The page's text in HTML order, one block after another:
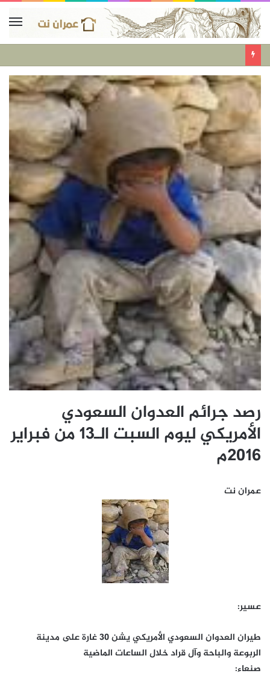
رصد جرائم العدوان السعودي
الأمريكي ليوم السبت الـ13 من فبراير
2016م
عمران نت
عسير:
طيران العدوان السعودي الأمريكي يشن 30 غارة على مدينة
الربوعة والباحة وآل قراد خلال الساعات الماضية
صنعاء: